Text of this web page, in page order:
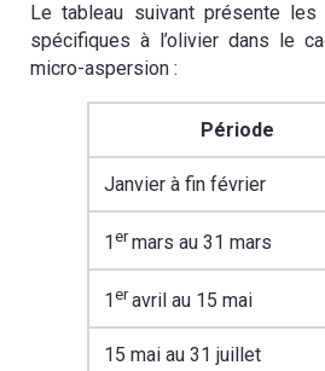
Le tableau suivant présente les
spécifiques à l’olivier dans le
micro-aspersion :
Période
Janvier à fin février
1 ermars au 31 mars
1 eravril au 15 mai
15 mai au 31 juillet